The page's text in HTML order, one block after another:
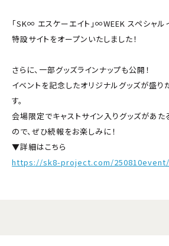
「SK∞ エスケーエイト」∞WEEK スペシャル
特設サイトをオープンいたしました！
さらに、一部グッズラインナップも公開！
イベントを記念したオリジナルグッズが盛り
す。
会場限定でキャストサイン入りグッズがあ
ので、ぜひ続報をお楽しみに！
▼詳細はこちら
https://sk8-project.com/250810event/